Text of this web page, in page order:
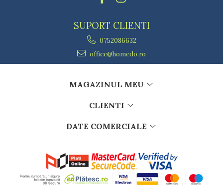
SUPORT CLIENTI
0752086632
office@homedo.ro
MAGAZINUL MEU
CLIENTI
DATE COMERCIALE